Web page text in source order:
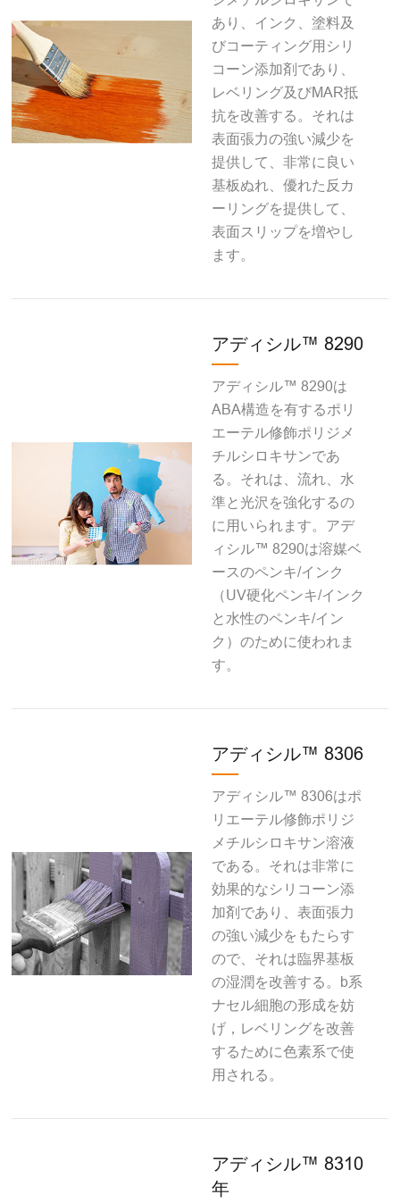
あり、インク、塗料及
びコーティング用シリ
コーン添加剤であり、
レベリング及びMAR抵
抗を改善する。それは
表面張力の強い減少を
提供して、非常に良い
基板ぬれ、優れた反カ
ーリングを提供して、
表面スリップを増やし
ます。
アディシル™ 8290
アディシル™ 8290は
ABA構造を有するポリ
エーテル修飾ポリジメ
チルシロキサンであ
る。それは、流れ、水
準と光沢を強化するの
に用いられます。アデ
ィシル™ 8290は溶媒ベ
ースのペンキ/インク
（UV硬化ペンキ/インク
と水性のペンキ/イン
ク）のために使われま
す。
アディシル™ 8306
アディシル™ 8306はポ
リエーテル修飾ポリジ
メチルシロキサン溶液
である。それは非常に
効果的なシリコーン添
加剤であり、表面張力
の強い減少をもたらす
ので、それは臨界基板
の湿潤を改善する。b系
ナセル細胞の形成を妨
げ，レベリングを改善
するために色素系で使
用される。
アディシル™ 8310
年